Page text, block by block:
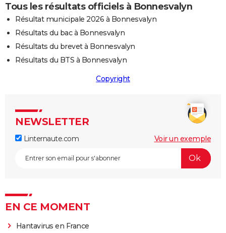
Tous les résultats officiels à Bonnesvalyn
Résultat municipale 2026 à Bonnesvalyn
Résultats du bac à Bonnesvalyn
Résultats du brevet à Bonnesvalyn
Résultats du BTS à Bonnesvalyn
Copyright
NEWSLETTER
Linternaute.com Voir un exemple
EN CE MOMENT
Hantavirus en France